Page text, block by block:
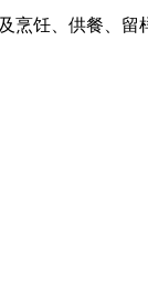
饪、供餐、留